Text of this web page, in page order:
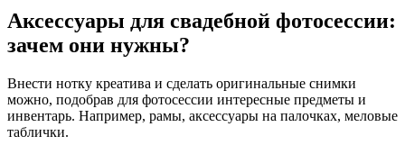
Аксессуары для свадебной фотосессии:
зачем они нужны?
Внести нотку креатива и сделать оригинальные снимки
можно, подобрав для фотосессии интересные предметы и
инвентарь. Например, рамы, аксессуары на палочках, меловые
таблички.